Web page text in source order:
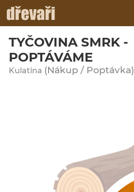
TYČOVINA SMRK -
POPTÁVÁME
Kulatina (Nákup / Poptávka)